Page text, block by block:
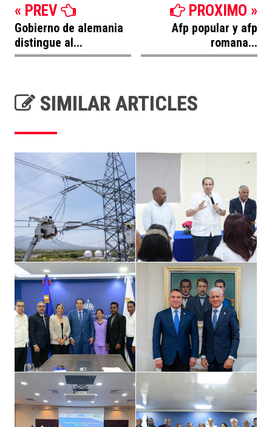
« PREV
Gobierno de alemania
distingue al...
PROXIMO »
Afp popular y afp
romana...
SIMILAR ARTICLES